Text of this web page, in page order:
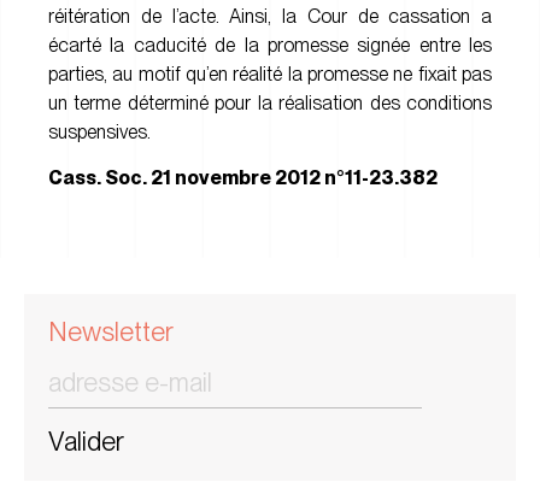
réitération de l’acte. Ainsi, la Cour de cassation a
écarté la caducité de la promesse signée entre les
parties, au motif qu’en réalité la promesse ne fixait pas
un terme déterminé pour la réalisation des conditions
suspensives.
Cass. Soc. 21 novembre 2012 n°11-23.382
Newsletter
Valider